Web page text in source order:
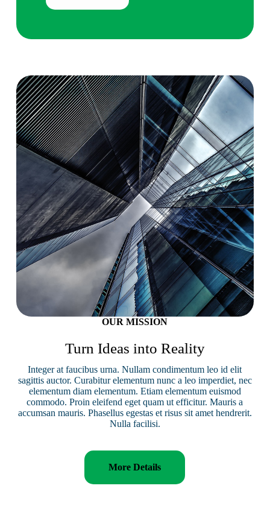
OUR MISSION
Turn Ideas into Reality
Integer at faucibus urna. Nullam condimentum leo id elit
sagittis auctor. Curabitur elementum nunc a leo imperdiet, nec
elementum diam elementum. Etiam elementum euismod
commodo. Proin eleifend eget quam ut efficitur. Mauris a
accumsan mauris. Phasellus egestas et risus sit amet hendrerit.
Nulla facilisi.
More Details